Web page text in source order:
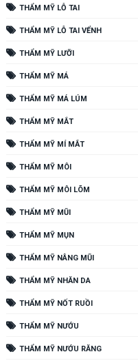
THẨM MỸ LỖ TAI
THẨM MỸ LỖ TAI VỂNH
THẨM MỸ LƯỠI
THẨM MỸ MÁ
THẨM MỸ MÁ LÚM
THẨM MỸ MẮT
THẨM MỸ MÍ MẮT
THẨM MỸ MÔI
THẨM MỸ MÔI LÕM
THẨM MỸ MŨI
THẨM MỸ MỤN
THẨM MỸ NÂNG MŨI
THẨM MỸ NHĂN DA
THẨM MỸ NỐT RUỒI
THẨM MỸ NƯỚU
THẨM MỸ NƯỚU RĂNG